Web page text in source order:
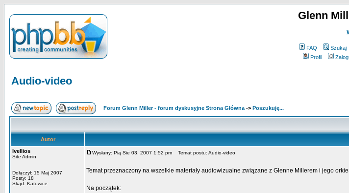
Glenn
FAQ Szukaj
Profil
Audio-video
Forum Glenn Miller - forum dyskusyjne Strona Główna -> Poszukuję...
Autor
Ivellios
Site Admin
Dołączył: 15 Maj 2007
Posty: 18
Skąd: Katowice
Wysłany: Pią Sie 03, 2007 1:52 pm Temat postu: Audio-video
Temat przeznaczony na wszelkie materiały audiowizualne związane z Glenne Millerem i jego
Na początek: